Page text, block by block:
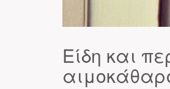
Είδη και